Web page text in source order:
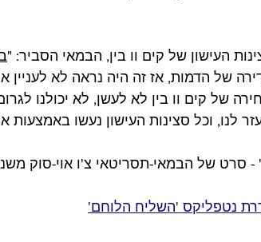
העישון של קים וו בין, הבמאי הסביר: "
של הדמות, אז זה היה נראה לא לעניין
של קים וו בין לא לעשן, לא יכולנו
של הבמאי-תסריטאי צ'ו אוי-סוק משנת 2016 בו שיחק קים או-
נטפליקס 'השליח הלוחם'